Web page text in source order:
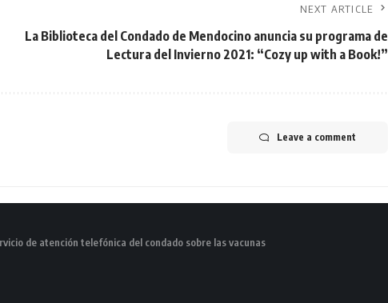
NEXT ARTICLE
La Biblioteca del Condado de Mendocino anuncia su programa de
Lectura del Invierno 2021: “Cozy up with a Book!”
Leave a comment
de atención telefónica del condado sobre las vacunas